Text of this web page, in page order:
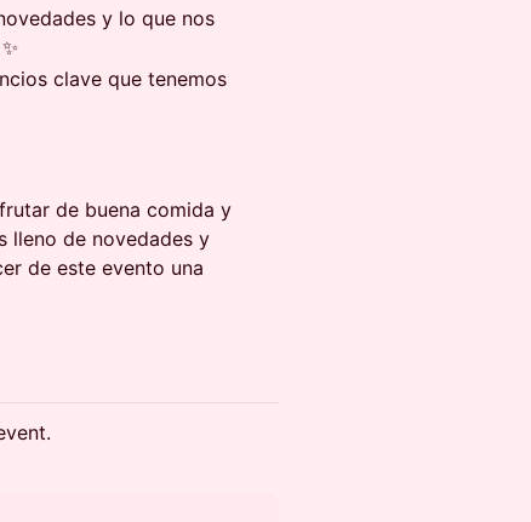
y lo que nos
clave que tenemos
de buena comida y
lleno de novedades y
de este evento una